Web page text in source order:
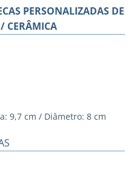
PERSONALIZADAS DE
CERÂMICA
9,7 cm / Diâmetro: 8 cm